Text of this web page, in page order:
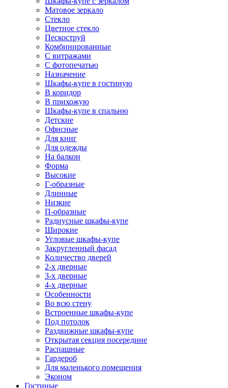
Матовое зеркало
Стекло
Цветное стекло
Пескоструй
Комбинированные
С витражами
С фотопечатью
Назначение
Шкафы-купе в гостиную
В коридор
В прихожую
Шкафы-купе в спальню
Детские
Офисные
Для книг
Для одежды
На балкон
Форма
Высокие
Г-образные
Длинные
Низкие
П-образные
Радиусные шкафы-купе
Широкие
Угловые шкафы-купе
Закругленный фасад
Количество дверей
2-х дверные
3-х дверные
4-х дверные
Особенности
Во всю стену
Встроенные шкафы-купе
Под потолок
Раздвижные шкафы-купе
Открытая секция посередине
Распашные
Гардероб
Для маленького помещения
Эконом
Гостиные